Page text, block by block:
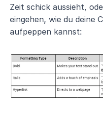
Zeit schick aussieht,
eingehen, wie du deine
aufpeppen kannst: